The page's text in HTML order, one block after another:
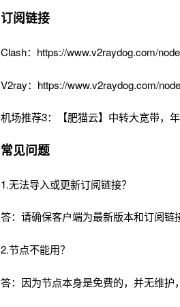
订阅链接
Clash：https://www.v2raydog.com/
V2ray：https://www.v2raydog.com/
机场推荐3：【肥猫云】中转大宽带，
常见问题
1.无法导入或更新订阅链接？
答：请确保客户端为最新版本和订阅链
2.节点不能用？
答：因为节点本身是免费的，并无维护